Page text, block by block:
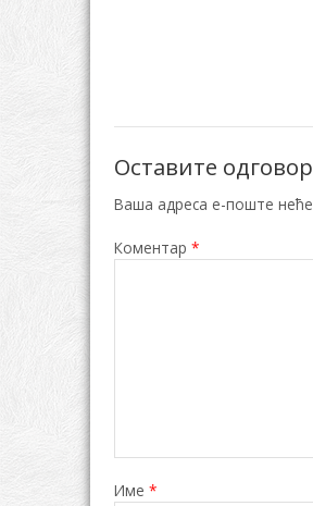
Оставите одговор
Ваша адреса е-поште
Коментар*
Име*